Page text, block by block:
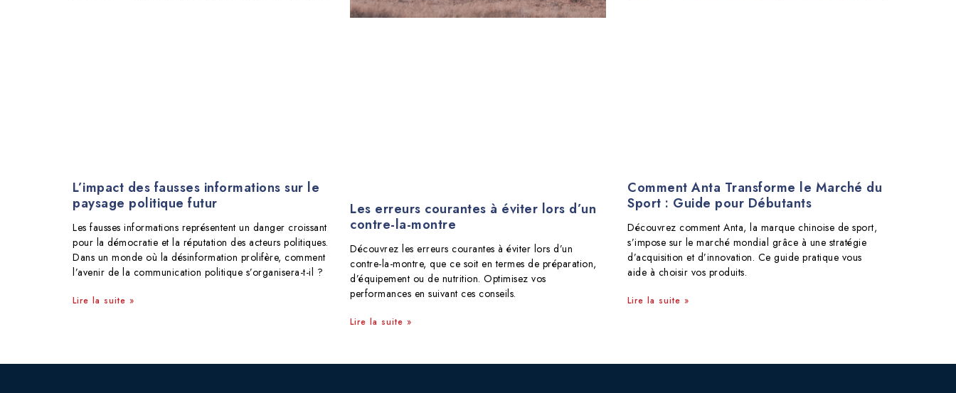
L’impact des fausses informations sur le
paysage politique futur
Les fausses informations représentent un danger croissant
pour la démocratie et la réputation des acteurs politiques.
Dans un monde où la désinformation prolifère, comment
l’avenir de la communication politique s’organisera-t-il ?
Lire la suite »
Les erreurs courantes à éviter lors d’un
contre-la-montre
Découvrez les erreurs courantes à éviter lors d’un
contre-la-montre, que ce soit en termes de préparation,
d’équipement ou de nutrition. Optimisez vos
performances en suivant ces conseils.
Lire la suite »
Comment Anta Transforme le Marché du
Sport : Guide pour Débutants
Découvrez comment Anta, la marque chinoise de sport,
s’impose sur le marché mondial grâce à une stratégie
d’acquisition et d’innovation. Ce guide pratique vous
aide à choisir vos produits.
Lire la suite »